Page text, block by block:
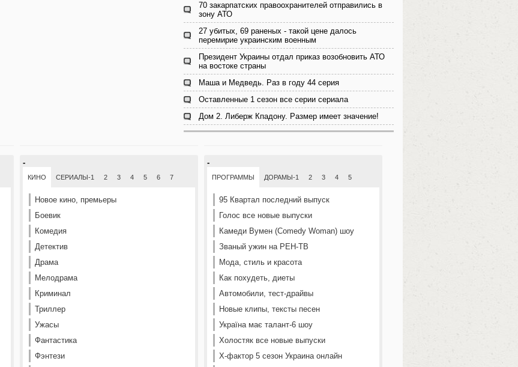
70 закарпатских правоохранителей отправились в
зону АТО
27 убитых, 69 раненых - такой цене далось
перемирие украинским военным
Президент Украины отдал приказ возобновить АТО
на востоке страны
Маша и Медведь. Раз в году 44 серия
Оставленные 1 сезон все серии сериала
Дом 2. Либерж Кпадону. Размер имеет значение!
-
КИНО СЕРИАЛЫ-1 2 3 4 5 6 7
Новое кино, премьеры
Боевик
Комедия
Детектив
Драма
Мелодрама
Криминал
Триллер
Ужасы
Фантастика
Фэнтези
-
ПРОГРАММЫ ДОРАМЫ-1 2 3 4 5
95 Квартал последний выпуск
Голос все новые выпуски
Камеди Вумен (Comedy Woman) шоу
Званый ужин на РЕН-ТВ
Мода, стиль и красота
Как похудеть, диеты
Автомобили, тест-драйвы
Новые клипы, тексты песен
Україна має талант-6 шоу
Холостяк все новые выпуски
Х-фактор 5 сезон Украина онлайн